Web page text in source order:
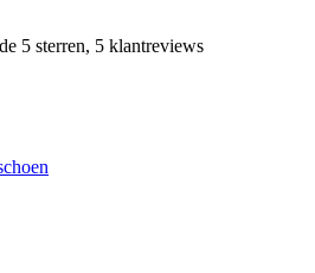
5 sterren, 5 klantreviews